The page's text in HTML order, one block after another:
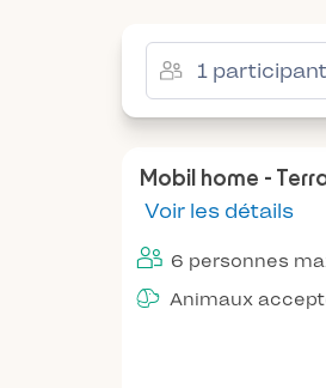
Mobil home -
Voir les détails
6 personnes
Animaux